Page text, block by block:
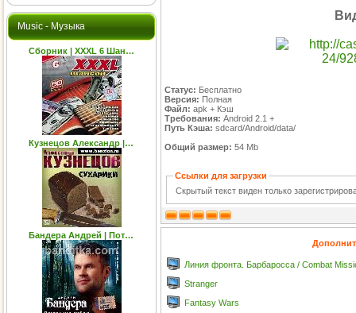
Music - Музыка
Сборник | XXXL 6 Шан…
Кузнецов Александр |…
Бандера Андрей | Пот…
Статус: Бесплатно
Версия: Полная
Файл: apk + Кэш
Требования: Android 2.1 +
Путь Кэша: sdcard/Android/data/
Общий размер: 54 Mb
Ссылки для загрузки
Скрытый текст виден только
Линия фронта. Барбаросса / Combat
Stranger
Fantasy Wars